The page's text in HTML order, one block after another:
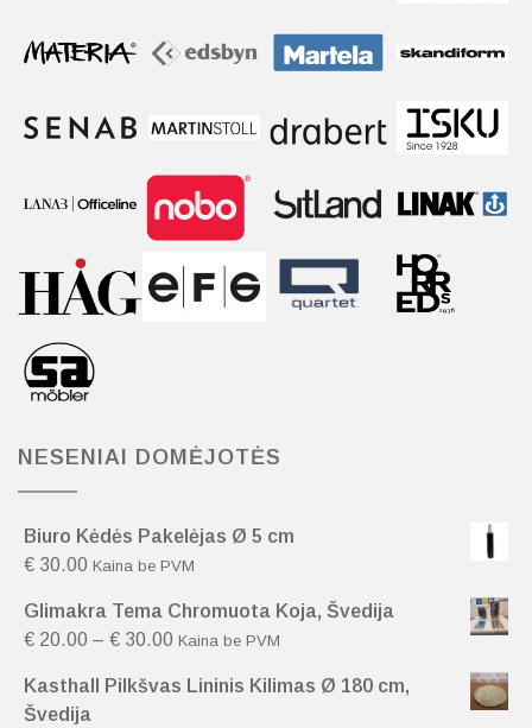
NESENIAI DOMĖJOTĖS
Biuro Kėdės Pakelėjas Ø 5 cm
€ 30.00 Kaina be PVM
Glimakra Tema Chromuota Koja, Švedija
€ 20.00 – € 30.00 Kaina be PVM
Kasthall Pilkšvas Lininis Kilimas Ø 180 cm,
Švedija